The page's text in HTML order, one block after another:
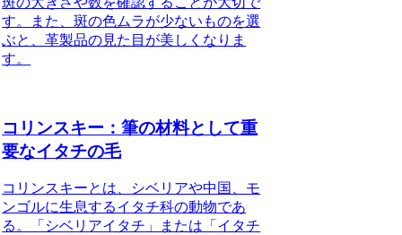
す。また、斑の色ムラが少ないものを選
ぶと、革製品の見た目が美しくなりま
す。
コリンスキー：筆の材料として重
要なイタチの毛
コリンスキーとは、シベリアや中国、モ
ンゴルに生息するイタチ科の動物であ
る。「シベリアイタチ」または「イタチ